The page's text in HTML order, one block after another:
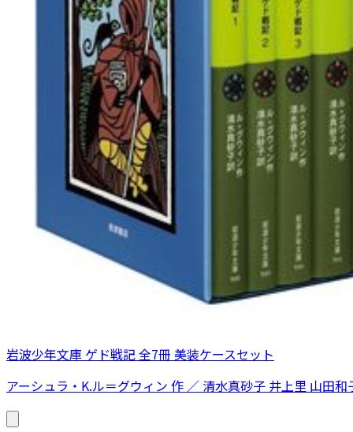
岩波少年文庫 ゲド戦記 全7冊 美装ケースセット
アーシュラ・K.ル＝グウィン 作 ／ 清水真砂子 井上里 山田